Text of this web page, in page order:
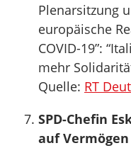
Plenarsitzung
europäische
COVID-19”:
mehr
Quelle: RT
SPD-Chefin
auf Vermögen